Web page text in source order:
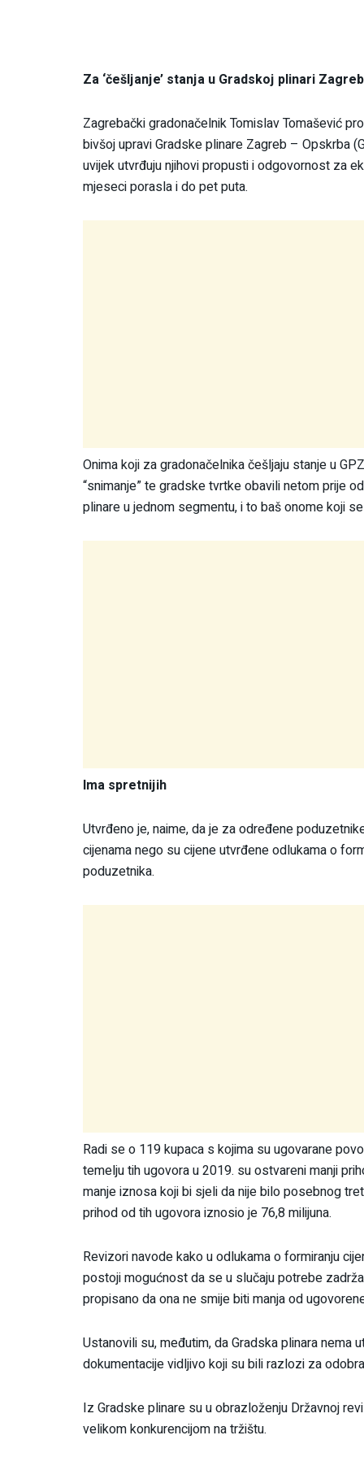
Za ‘češljanje’ stanja u Gradskoj plinari
Zagrebački gradonačelnik Tomislav Tomašević
bivšoj upravi Gradske plinare Zagreb – Opskrba
uvijek utvrđuju njihovi propusti i odgovornost za
mjeseci porasla i do pet puta.
Onima koji za gradonačelnika češljaju stanje u
“snimanje” te gradske tvrtke obavili netom prije
plinare u jednom segmentu, i to baš onome koji
Ima spretnijih
Utvrđeno je, naime, da je za određene
cijenama nego su cijene utvrđene odlukama o
poduzetnika.
Radi se o 119 kupaca s kojima su ugovarane
temelju tih ugovora u 2019. su ostvareni manji
manje iznosa koji bi sjeli da nije bilo posebnog
prihod od tih ugovora iznosio je 76,8 milijuna.
Revizori navode kako u odlukama o formiranju
postoji mogućnost da se u slučaju potrebe
propisano da ona ne smije biti manja od
Ustanovili su, međutim, da Gradska plinara nema
dokumentacije vidljivo koji su bili razlozi za
Iz Gradske plinare su u obrazloženju Državnoj
velikom konkurencijom na tržištu.